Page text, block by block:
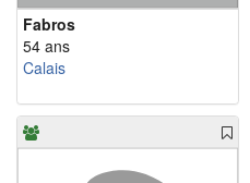
Fabros
54 ans
Calais